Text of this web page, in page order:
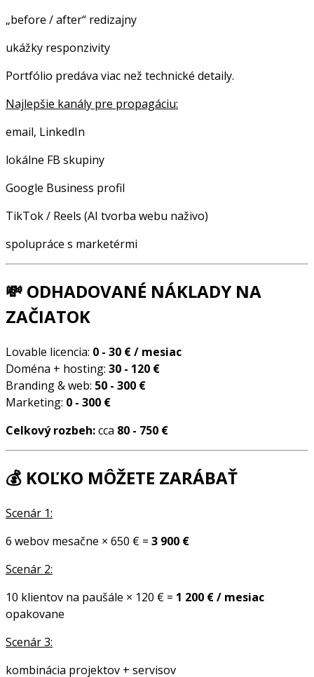
„before / after“ redizajny
ukážky responzivity
Portfólio predáva viac než technické detaily.
Najlepšie kanály pre propagáciu:
email, LinkedIn
lokálne FB skupiny
Google Business profil
TikTok / Reels (AI tvorba webu naživo)
spolupráce s marketérmi
💸 ODHADOVANÉ NÁKLADY NA
ZAČIATOK
Lovable licencia: 0 - 30 € / mesiac
Doména + hosting: 30 - 120 €
Branding & web: 50 - 300 €
Marketing: 0 - 300 €
Celkový rozbeh:cca 80 - 750 €
💰 KOĽKO MÔŽETE ZARÁBAŤ
Scenár 1:
6 webov mesačne × 650 € = 3 900 €
Scenár 2:
10 klientov na paušále × 120 € = 1 200 € / mesiac
opakovane
Scenár 3:
kombinácia projektov + servisov